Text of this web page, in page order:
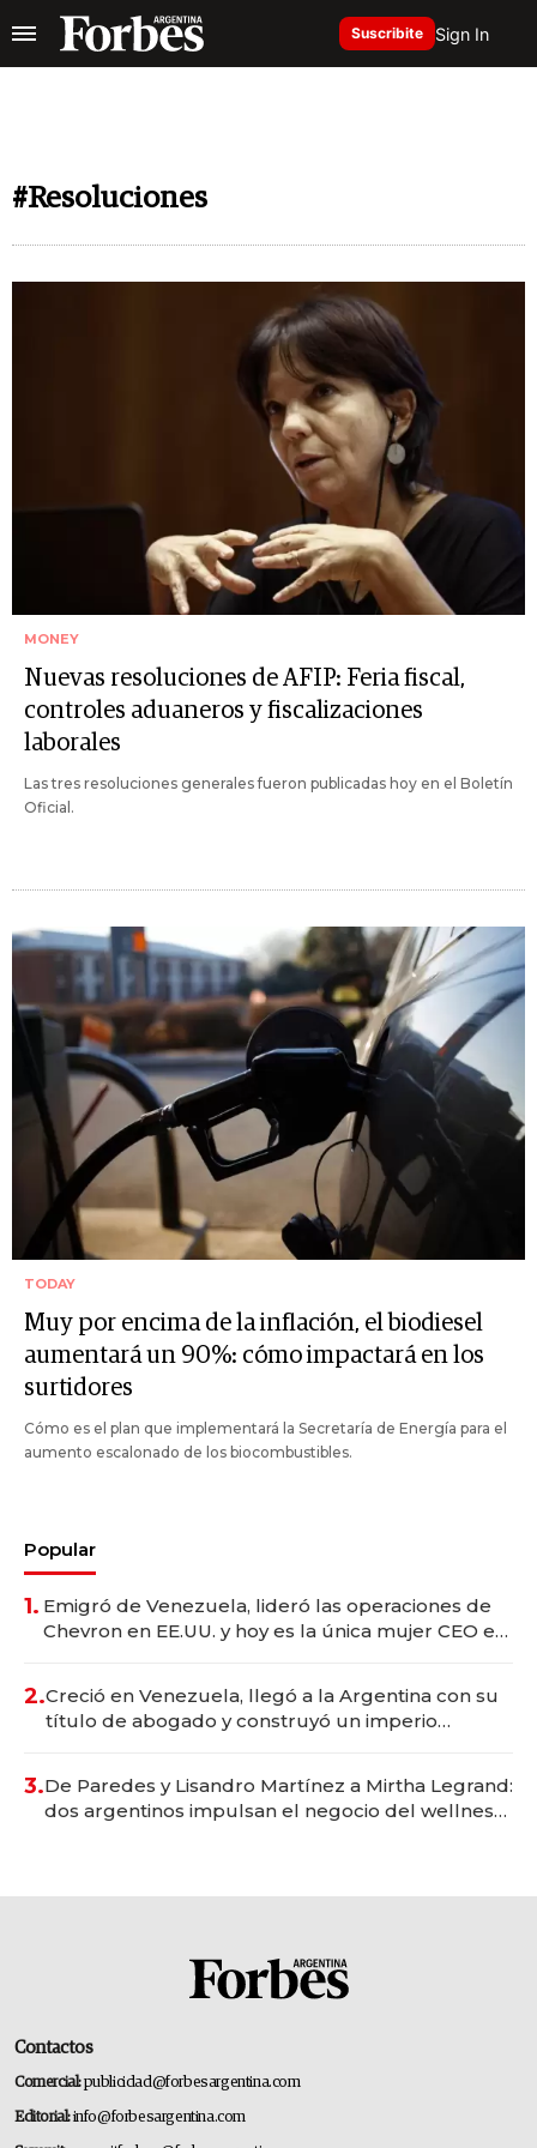
Suscribite Sign In
#Resoluciones
MONEY
Nuevas resoluciones de AFIP: Feria fiscal,
controles aduaneros y fiscalizaciones
laborales
Las tres resoluciones generales fueron publicadas hoy en el Boletín
Oficial.
TODAY
Muy por encima de la inflación, el biodiesel
aumentará un 90%: cómo impactará en los
surtidores
Cómo es el plan que implementará la Secretaría de Energía para el
aumento escalonado de los biocombustibles.
Popular
1. Emigró de Venezuela, lideró las operaciones de
Chevron en EE.UU. y hoy es la única mujer CEO en
2.Creció en Venezuela, llegó a la Argentina con su
título de abogado y construyó un imperio
3.De Paredes y Lisandro Martínez a Mirtha Legrand:
dos argentinos impulsan el negocio del wellness
Contactos
Comercial:publicidad@forbesargentina.com
Editorial:info@forbesargentina.com